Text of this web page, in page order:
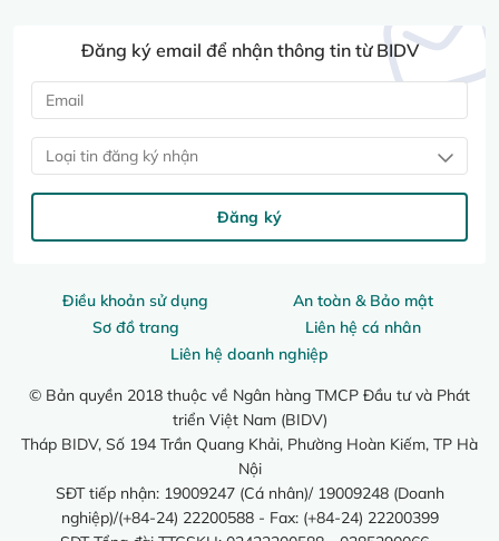
Điều khoản sử dụng
An toàn & Bảo mật
Sơ đồ trang
Liên hệ cá nhân
Liên hệ doanh nghiệp
© Bản quyền 2018 thuộc về Ngân hàng TMCP Đầu tư và Phát
triển Việt Nam (BIDV)
Tháp BIDV, Số 194 Trần Quang Khải, Phường Hoàn Kiếm, TP Hà
Nội
SĐT tiếp nhận: 19009247 (Cá nhân)/ 19009248 (Doanh
nghiệp)/(+84-24) 22200588 - Fax: (+84-24) 22200399
Đăng ký email để nhận thông tin từ BIDV
Loại tin đăng ký nhận
Đăng ký